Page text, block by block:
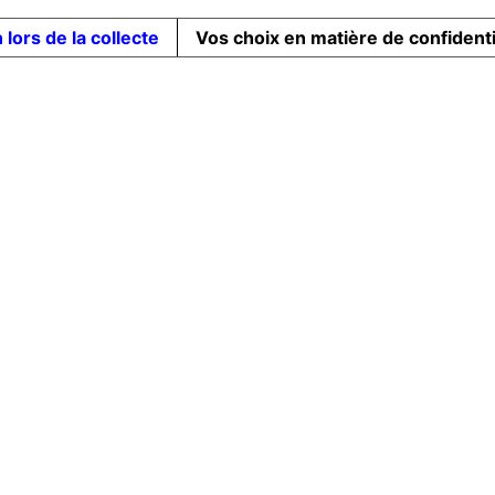
lors de la collecte Vos choix en matière de